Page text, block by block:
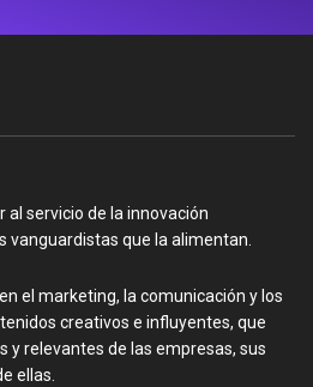
al servicio de la innovación
vanguardistas que la alimentan.
el marketing, la comunicación y los
creativos e influyentes, que
y relevantes de las empresas, sus
ellas.